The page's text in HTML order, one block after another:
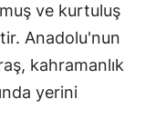
ve kurtuluş
Anadolu'nun
kahramanlık
yerini